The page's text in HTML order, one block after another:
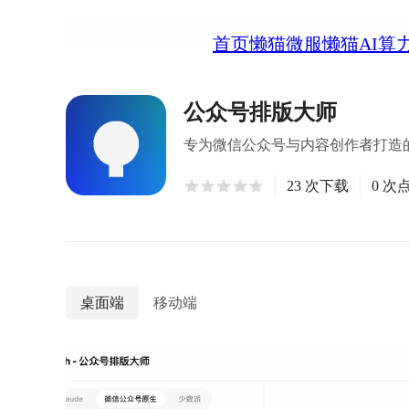
首页懒猫微服懒猫AI算
公众号排版大师
专为微信公众号与内容创作者打造
23 次下载 0 次
桌面端 移动端